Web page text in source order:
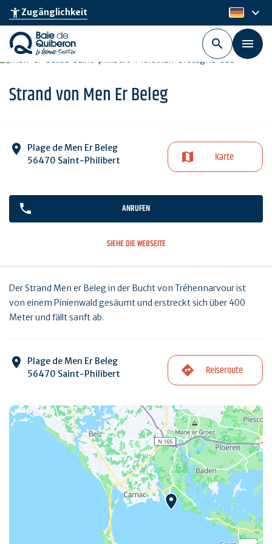
Skip
main
content
accessibility_newZugänglichkeit de
keyboard_arrow_down
Strand von Men Er Beleg
Plage de Men Er Beleg
56470 Saint-Philibert
Karte
ANRUFEN
SIEHE DIE WEBSEITE
Der Strand Men er Beleg in der Bucht von Tréhennarvour ist
von einem Pinienwald gesäumt und erstreckt sich über 400
Meter und fällt sanft ab.
Plage de Men Er Beleg
56470 Saint-Philibert
Reiseroute